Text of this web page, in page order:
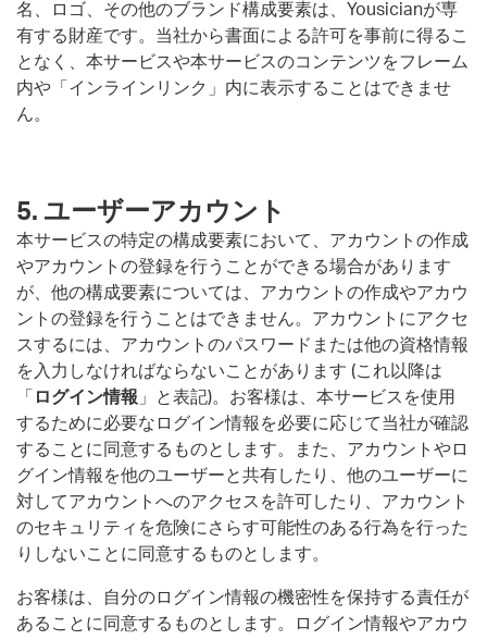
名、ロゴ、その他のブランド構成要素は、Yousicianが専
有する財産です。当社から書面による許可を事前に得るこ
となく、本サービスや本サービスのコンテンツをフレーム
内や「インラインリンク」内に表示することはできませ
ん。
5. ユーザーアカウント
本サービスの特定の構成要素において、アカウントの作成
やアカウントの登録を行うことができる場合があります
が、他の構成要素については、アカウントの作成やアカウ
ントの登録を行うことはできません。アカウントにアクセ
スするには、アカウントのパスワードまたは他の資格情報
を入力しなければならないことがあります (これ以降は
「 ログイン情報 」と表記)。お客様は、本サービスを使用
するために必要なログイン情報を必要に応じて当社が確認
することに同意するものとします。また、アカウントやロ
グイン情報を他のユーザーと共有したり、他のユーザーに
対してアカウントへのアクセスを許可したり、アカウント
のセキュリティを危険にさらす可能性のある行為を行った
りしないことに同意するものとします。
お客様は、自分のログイン情報の機密性を保持する責任が
あることに同意するものとします。ログイン情報やアカウ